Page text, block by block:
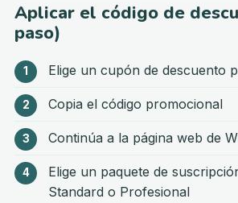
Aplicar el código de
paso)
Elige un cupón de descuento
Copia el código promocional
Continúa a la página web de
Elige un paquete de
Standard o Profesional